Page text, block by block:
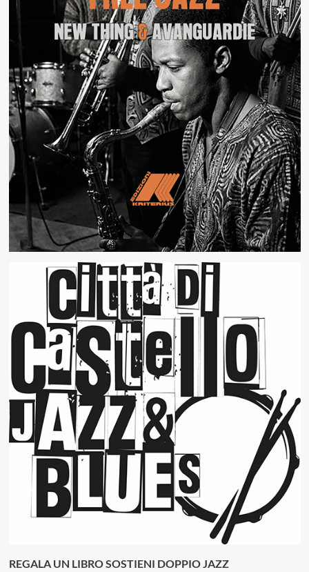
REGALA UN LIBRO SOSTIENI DOPPIO JAZZ